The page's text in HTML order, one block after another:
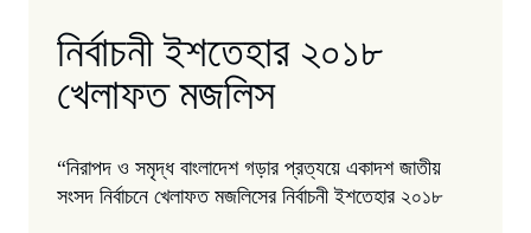
নির্বাচনী ইশতেহার ২০১৮
খেলাফত মজলিস
“নিরাপদ ও সমৃদ্ধ বাংলাদেশ গড়ার প্রত্যয়ে একাদশ জাতীয়
সংসদ নির্বাচনে খেলাফত মজলিসের নির্বাচনী ইশতেহার ২০১৮